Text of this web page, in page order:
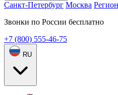
Санкт-Петербург Москва
Звонки по России бесплатно
+7 (800) 555-46-75
RU